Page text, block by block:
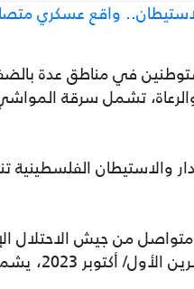
واقع عسكري
في مناطق عدة
تشمل سرقة
من جيش الاحتلال